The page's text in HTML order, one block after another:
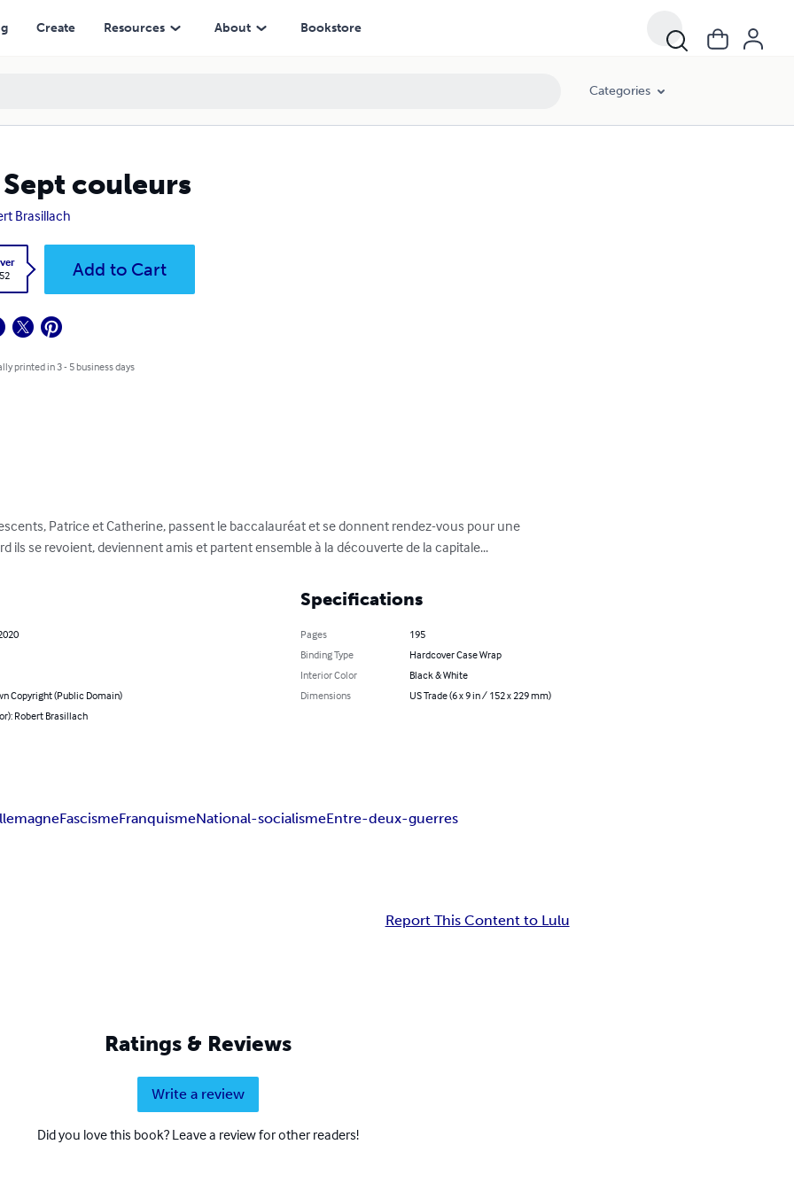
Create Resources About Bookstore
Categories
Sept couleurs
Brasillach
Add to Cart
printed in 3 - 5 business days
Patrice et Catherine, passent le baccalauréat et se donnent rendez-vous pour une
ils se revoient, deviennent amis et partent ensemble à la découverte de la capitale...
Copyright (Public Domain)
Robert Brasillach
Specifications
Pages
195
Binding Type
Hardcover Case Wrap
Interior Color
Black & White
Dimensions
US Trade (6 x 9 in / 152 x 229 mm)
FascismeFranquismeNational-socialismeEntre-deux-guerres
Report This Content to Lulu
Ratings & Reviews
Write a review
Did you love this book? Leave a review for other readers!